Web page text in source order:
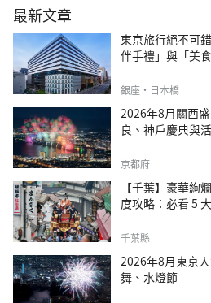
最新文章
東京旅行絕不可
伴手禮」與「美
銀座・日本橋
2026年8月關西
良、神戶慶典與
京都府
【千葉】豪華絢
度攻略：必看 5
千葉縣
2026年8月東京
舞、水燈節